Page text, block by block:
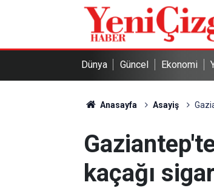
Dünya Güncel Ekonomi
Anasayfa Asayiş
kaçağı